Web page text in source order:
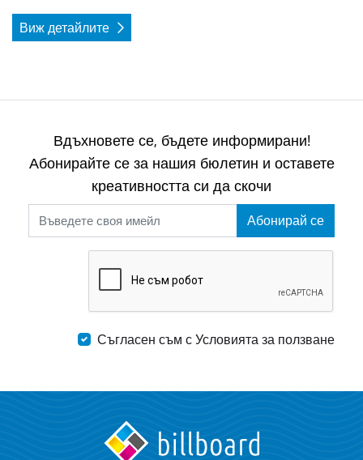
Виж детайлите
Вдъхновете се, бъдете информирани!
Абонирайте се за нашия бюлетин и оставете
креативността си да скочи
Абонирай се
Съгласен съм с Условията за ползване